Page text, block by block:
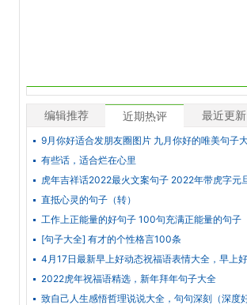
编辑推荐 近期热评 最近更新
9月你好适合发朋友圈图片 九月你好的唯美句子大
有些话，适合烂在心里
虎年吉祥话2022最火文案句子 2022年带虎字元
直抵心灵的句子（转）
工作上正能量的好句子 100句充满正能量的句子
[句子大全] 有才的个性格言100条
4月17日最新早上好动态祝福语表情大全，早上好
2022虎年祝福语精选，新年拜年句子大全
致自己人生感悟哲理说说大全，句句深刻（深度好